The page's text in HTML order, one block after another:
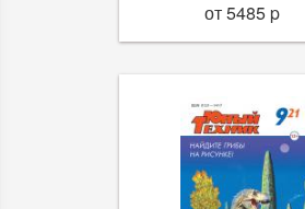
от 5485 p